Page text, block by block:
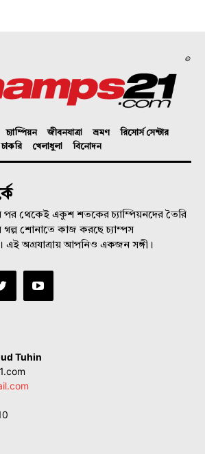
©
চ্যাম্পিয়ন জীবনযাত্রা ভ্রমণ
রিসোর্স সেন্টার
চাকরি
খেলাধুলা বিনোদন
পর থেকেই একুশ শতকের চ্যাম্পিয়নদের তৈরি
গল্প শোনাতে কাজ করছে চ্যাম্পস
এই অগ্রযাত্রায় আপনিও একজন সঙ্গী।
Tuhin